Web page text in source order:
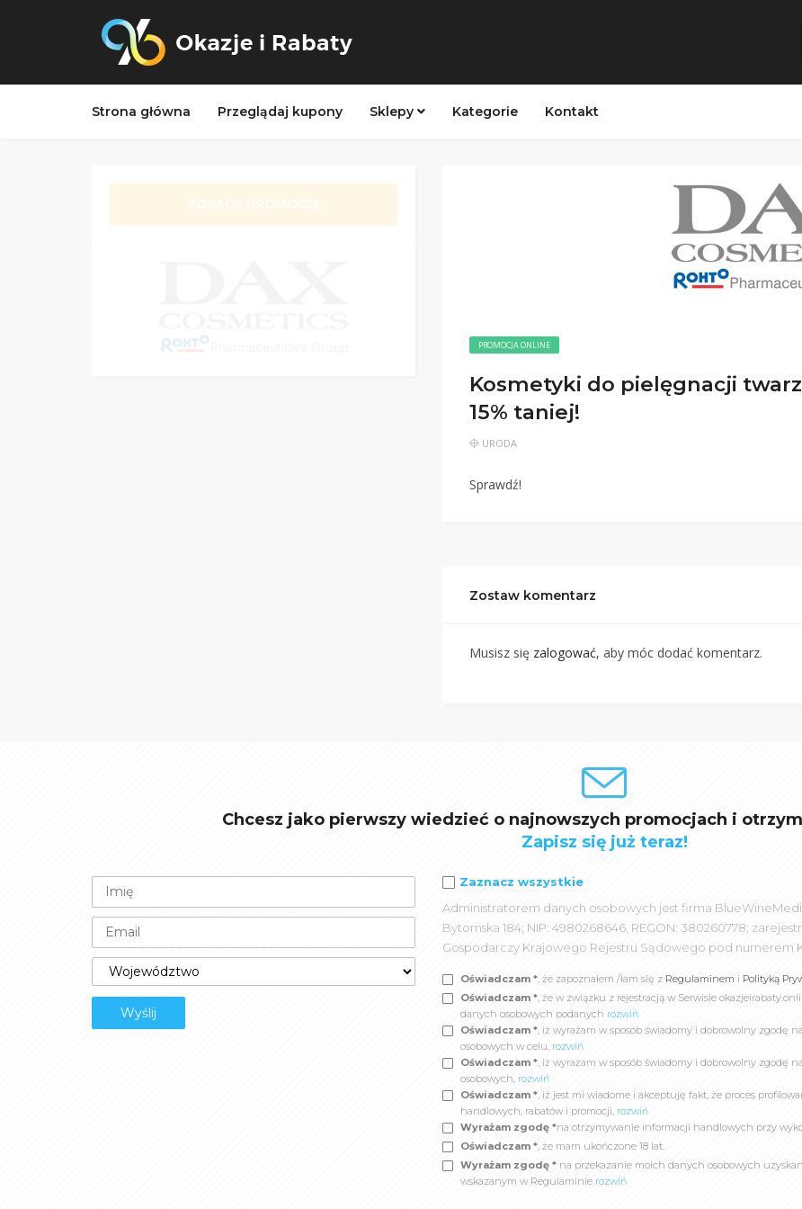
Strona główna Przeglądaj kupony Sklepy Kategorie Kontakt
ZOBACZ PROMOCJĘ
PROMOCJA ONLINE
Kosmetyki do pielęgnacji
15% taniej!
URODA
Sprawdź!
Zostaw komentarz
Musisz się zalogować, aby móc dodać komentarz.
Chcesz jako pierwszy wiedzieć o najnowszych promocjach i
Zapisz się już teraz!
Zaznacz wszystkie
Administratorem danych osobowych jest firma BlueWineMedia
Bytomska 184; NIP: 4980268646, REGON: 380260778;
Gospodarczy Krajowego Rejestru Sądowego pod numerem
Oświadczam *, że zapoznałem /łam się z Regulaminem i Polityką
Oświadczam *, że w związku z rejestracją w Serwisie
danych osobowych podanych rozwiń
Oświadczam *, iż wyrażam w sposób świadomy i dobrowolny zgodę
osobowych w celu, rozwiń
Oświadczam *, iż wyrażam w sposób świadomy i dobrowolny zgodę
osobowych, rozwiń
Oświadczam *, iż jest mi wiadome i akceptuję fakt, że proces
handlowych, rabatów i promocji, rozwiń
Wyrażam zgodę *na otrzymywanie informacji handlowych przy
Oświadczam *, że mam ukończone 18 lat.
Wyrażam zgodę * na przekazanie moich danych osobowych
wskazanym w Regulaminie rozwiń